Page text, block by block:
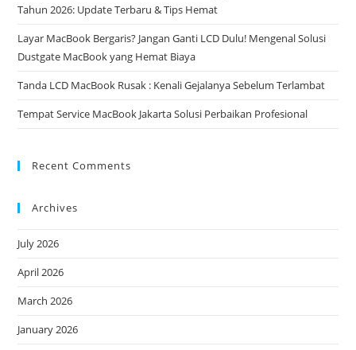
Tahun 2026: Update Terbaru & Tips Hemat
Layar MacBook Bergaris? Jangan Ganti LCD Dulu! Mengenal Solusi
Dustgate MacBook yang Hemat Biaya
Tanda LCD MacBook Rusak : Kenali Gejalanya Sebelum Terlambat
Tempat Service MacBook Jakarta Solusi Perbaikan Profesional
Recent Comments
Archives
July 2026
April 2026
March 2026
January 2026